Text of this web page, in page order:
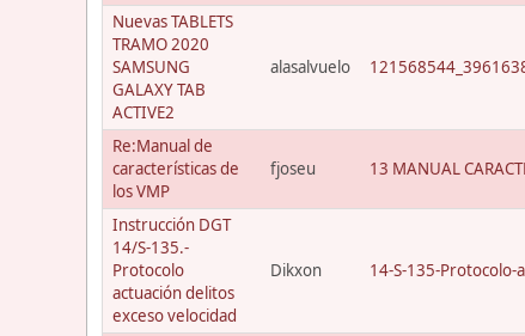
Nuevas TABLETS
TRAMO 2020
SAMSUNG
GALAXY TAB
ACTIVE2
alasalvuelo
Re:Manual de
características de
los VMP
fjoseu 13 MANUAL
Instrucción DGT
14/S-135.-
Protocolo
actuación delitos
exceso velocidad
Dikxon 14-S-135-